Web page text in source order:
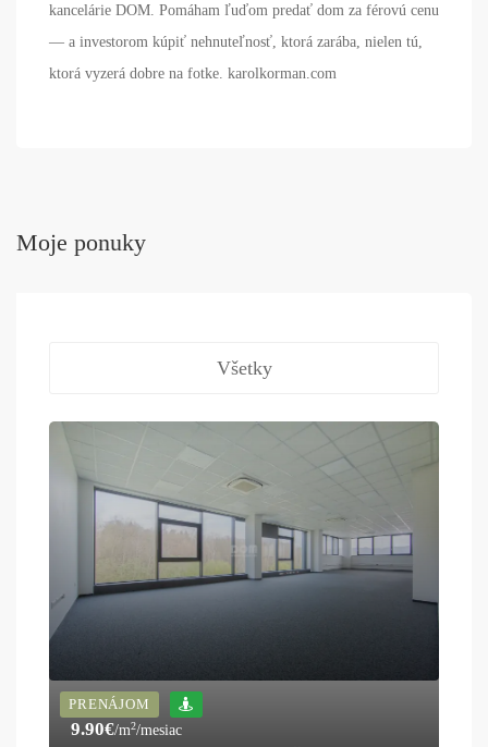
kancelárie DOM. Pomáham ľuďom predať dom za férovú cenu
— a investorom kúpiť nehnuteľnosť, ktorá zarába, nielen tú,
ktorá vyzerá dobre na fotke. karolkorman.com
Moje ponuky
Všetky
PRENÁJOM
9.90€/m2/mesiac